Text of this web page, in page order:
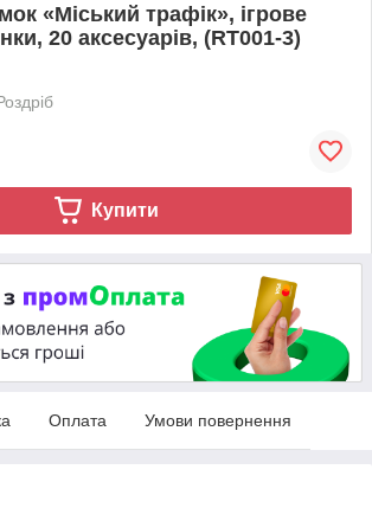
«Міський трафік», ігрове
20 аксесуарів, (RT001-3)
Купити
Оплата Умови повернення